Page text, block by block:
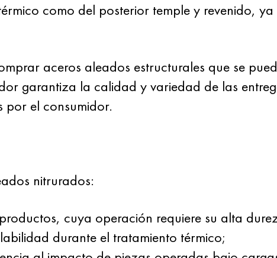
como del posterior temple y revenido,
aceros aleados estructurales que se
garantiza la calidad y variedad de las
el consumidor.
nitrurados:
cuya operación requiere su alta
durante el tratamiento térmico;